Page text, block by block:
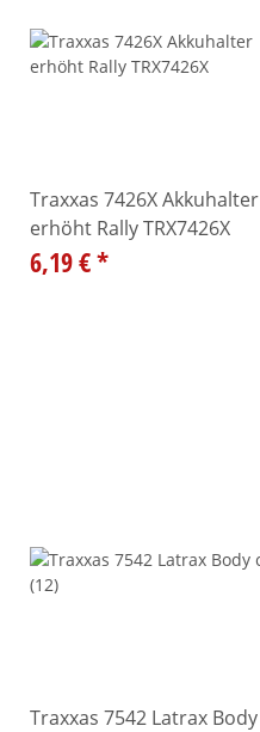
Traxxas 7426X Akkuhalter
erhöht Rally TRX7426X
6,19 €*
Traxxas 7542 Latrax Body